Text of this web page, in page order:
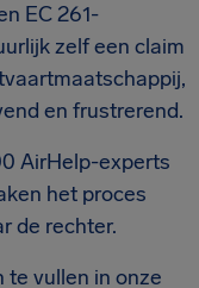
EC 261-
zelf een claim
en frustrerend.
AirHelp-experts
het proces
de rechter.
te vullen in onze